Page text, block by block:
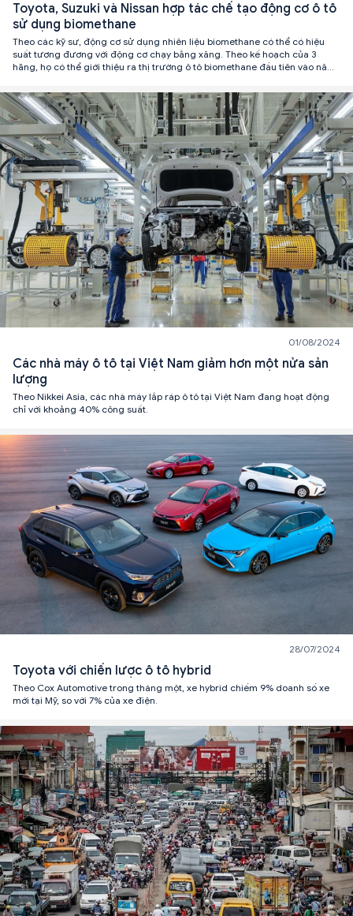
Toyota, Suzuki và Nissan hợp tác chế tạo động cơ ô tô
sử dụng biomethane
Theo các kỹ sư, động cơ sử dụng nhiên liệu biomethane có thể có hiệu
suất tương đương với động cơ chạy bằng xăng. Theo kế hoạch của 3
hãng, họ có thể giới thiệu ra thị trường ô tô biomethane đầu tiên vào năm
01/08/2024
Các nhà máy ô tô tại Việt Nam giảm hơn một nửa sản
lượng
Theo Nikkei Asia, các nhà máy lắp ráp ô tô tại Việt Nam đang hoạt động
chỉ với khoảng 40% công suất.
28/07/2024
Toyota với chiến lược ô tô hybrid
Theo Cox Automotive trong tháng một, xe hybrid chiếm 9% doanh số xe
mới tại Mỹ, so với 7% của xe điện.